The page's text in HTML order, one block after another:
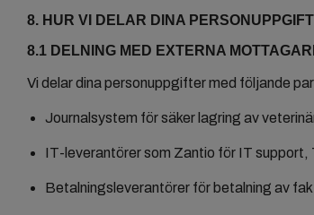
8. HUR VI DELAR DINA
8.1 DELNING MED EXTERNA
Vi delar dina personuppgifter med följande
Journalsystem för säker lagring av
IT-leverantörer som Zantio för IT
Betalningsleverantörer för betalning av